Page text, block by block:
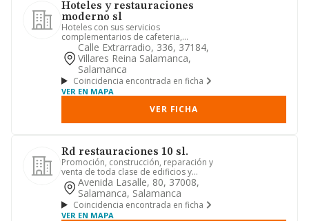
Hoteles y restauraciones
moderno sl
Hoteles con sus servicios
complementarios de cafeteria,
restaurante, lavanderia, discoteca,
servici...
Calle Extrarradio, 336, 37184,
Villares Reina Salamanca,
Salamanca
Coincidencia encontrada en ficha
VER EN MAPA
VER FICHA
Rd restauraciones 10 sl.
Promoción, construcción, reparación y
venta de toda clase de edificios y
viviendas. adquisición, ad...
Avenida Lasalle, 80, 37008,
Salamanca, Salamanca
Coincidencia encontrada en ficha
VER EN MAPA